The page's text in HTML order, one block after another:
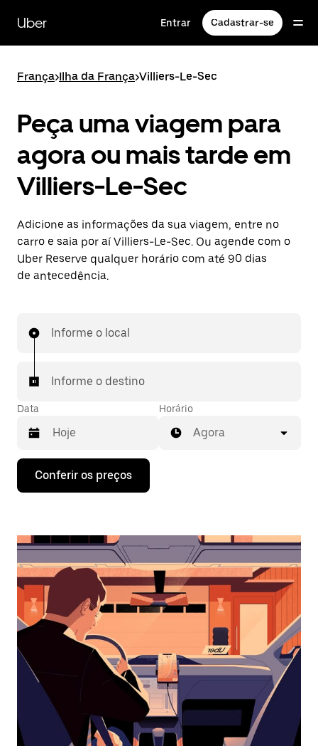
para
conteúdo
Uber Entrar Cadastrar-se
França>Ilha da França>Villiers-Le-Sec
Peça uma viagem para
agora ou mais tarde em
Villiers-Le-Sec
Adicione as informações da sua viagem, entre no
carro e saia por aí Villiers-Le-Sec. Ou agende com o
Uber Reserve qualquer horário com até 90 dias
de antecedência.
Informe o local
Informe o destino
Data
Pressione
seta
interagir
o
calendário
selecionar
uma
data.
Pressione
a
tecla
“ESC”
o
calendário.
Horário
Agora
Conferir os preços